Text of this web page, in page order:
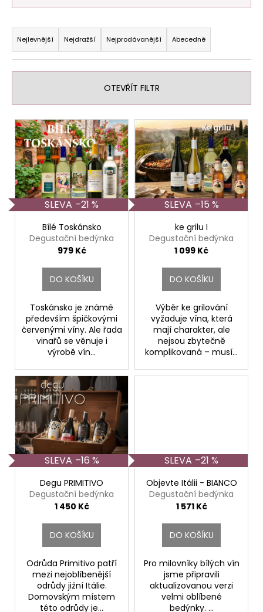
Ř
a
z
e
í
p
r
o
d
u
k
t
Nejlevnější Nejdražší Nejprodávanější Abecedně
OTEVŘÍT FILTR
V
ý
p
s
p
r
–21 %
Bílé Toskánsko
Degustační bedýnka
979 Kč
DO KOŠÍKU
Toskánsko je známé
především špičkovými
červenými víny. Ale řada
vinařů se věnuje i
výrobě vín...
–15 %
ke grilu I
Degustační bedýnka
1 099 Kč
DO KOŠÍKU
Výběr ke grilování
vyžaduje vína, která
mají charakter, ale
nejsou zbytečně
komplikovaná – musí...
–16 %
Degu PRIMITIVO
Degustační bedýnka
1 450 Kč
DO KOŠÍKU
Odrůda Primitivo patří
mezi nejoblíbenější
odrůdy jižní Itálie.
Domovským místem
této odrůdy je...
–21 %
Objevte Itálii - BIANCO
Degustační bedýnka
1 571 Kč
DO KOŠÍKU
Pro milovníky bílých vín
jsme připravili
aktualizovanou verzi
velmi oblíbené
bedýnky. ...
D
o
p
o
r
u
u
e
m
e
PINOT
GRIGIO
ALTO
ELENA
WALCH